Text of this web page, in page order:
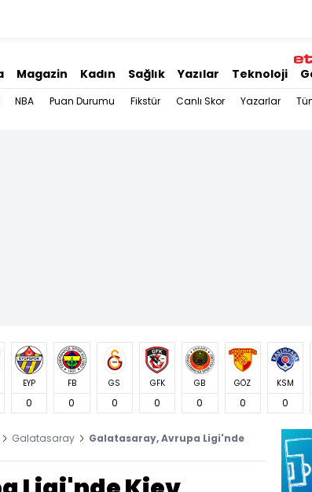
Magazin Kadın Sağlık Yazılar Teknoloji
NBA Puan Durumu Fikstür Canlı Skor Yazarlar
EYP
0
FB
0
GS
0
GFK
0
GB
0
GÖZ
0
KSM
0
Galatasaray
Galatasaray, Avrupa Ligi'nde